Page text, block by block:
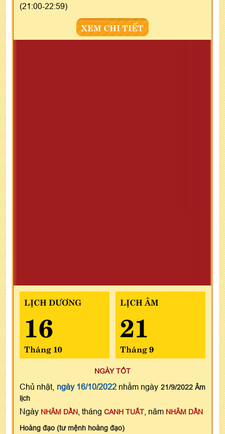
(21:00-22:59)
XEM CHI TIẾT
LỊCH DƯƠNG
16
Tháng 10
LỊCH ÂM
21
Tháng 9
NGÀY TỐT
Chủ nhật, ngày 16/10/2022nhằm ngày 21/9/2022 Âm
lịch
Ngày NHÂM DẦN , tháng CANH TUẤT , năm NHÂM DẦN
Hoàng đạo (tư mệnh hoàng đạo)